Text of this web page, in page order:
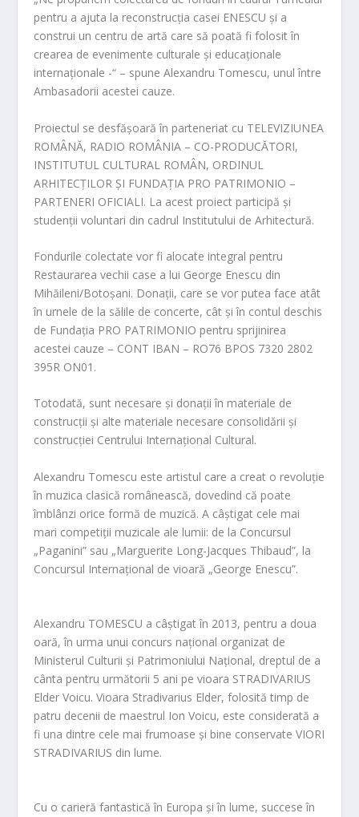
pentru a ajuta la reconstrucția casei ENESCU și a
construi un centru de artă care să poată fi folosit în
crearea de evenimente culturale și educaționale
internaționale -“ – spuneAlexandru Tomescu, unul între
Ambasadorii acestei cauze.
Proiectul se desfășoară în parteneriat cu TELEVIZIUNEA
ROMÂNĂ, RADIO ROMÂNIA – CO-PRODUCĂTORI,
INSTITUTUL CULTURAL ROMÂN, ORDINUL
ARHITECȚILOR ȘI FUNDAȚIA PRO PATRIMONIO –
PARTENERI OFICIALI. La acest proiect participă și
studenții voluntari din cadrul Institutului de Arhitectură.
Fondurile colectate vor fi alocate integral pentru
Restaurarea vechii case a lui George Enescu din
Mihăileni/Botoșani. Donații, care se vor putea face atât
în urnele de la sălile de concerte, cât și în contul deschis
de Fundația PRO PATRIMONIO pentru sprijinirea
acestei cauze – CONT IBAN – RO76 BPOS 7320 2802
395R ON01.
Totodată, sunt necesare și donații în materiale de
construcții și alte materiale necesare consolidării și
construcției Centrului Internațional Cultural.
Alexandru Tomescu este artistul care a creat o revoluție
în muzica clasică românească, dovedind că poate
îmblânzi orice formă de muzică. A câștigat cele mai
mari competiții muzicale ale lumii: de la Concursul
„Paganini” sau „Marguerite Long-Jacques Thibaud”, la
Concursul Internațional de vioară „George Enescu”.
Alexandru TOMESCU a câștigat în 2013, pentru a doua
oară, în urma unui concurs național organizat de
Ministerul Culturii și Patrimoniului Național, dreptul de a
cânta pentru următorii 5 ani pe vioara STRADIVARIUS
Elder Voicu. Vioara Stradivarius Elder, folosită timp de
patru decenii de maestrul Ion Voicu, este considerată a
fi una dintre cele mai frumoase și bine conservate VIORI
STRADIVARIUS din lume.
Cu o carieră fantastică în Europa și în lume, succese în